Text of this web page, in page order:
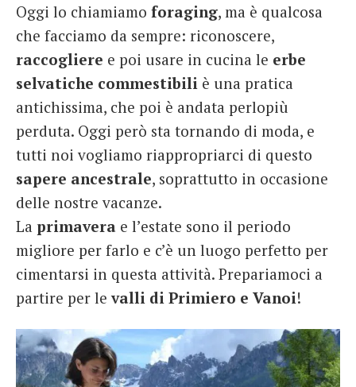
Italiano
Oggi lo chiamiamo foraging, ma è qualcosa
che facciamo da sempre: riconoscere,
raccogliere e poi usare in cucina le erbe
selvatiche commestibili è una pratica
antichissima, che poi è andata perlopiù
perduta. Oggi però sta tornando di moda, e
tutti noi vogliamo riappropriarci di questo
sapere ancestrale, soprattutto in occasione
delle nostre vacanze.
La primavera e l’estate sono il periodo
migliore per farlo e c’è un luogo perfetto per
cimentarsi in questa attività. Prepariamoci a
partire per levalli di Primiero e Vanoi!